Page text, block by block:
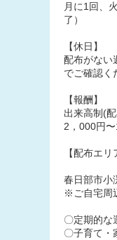
月に1回、
了）
【休日】
配布がない
でご確認く
【報酬】
出来高制(
2，000円
【配布エリ
春日部市小
※ご自宅周
〇定期的な
〇子育て・